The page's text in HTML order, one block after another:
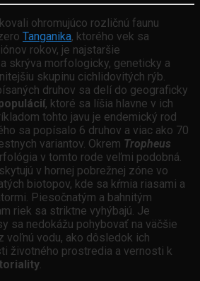
ohromujúco rozličnú faunu
Tanganika, ktorého vek sa
rokov, je najstaršie
skrýva morfologicky, geneticky a
skupinu cichlidovitých rýb.
druhov sa delí do geograficky
, ktoré sa líšia hlavne v ich
tohto javu je endemický rod
sa popísalo 6 druhov a viac ako 70
variantov. Okrem Tropheus
v tomto rode veľmi podobná.
v hornej pobrežnej zóne vo
biotopov, kde sa kŕmia riasami a
Piesočnatým a bahnitým
riek sa striktne vyhýbajú. Je
sa nedokážu pohybovať na väčšie
voľnú vodu, ako dôsledok ich
životného prostredia a vernosti k
.